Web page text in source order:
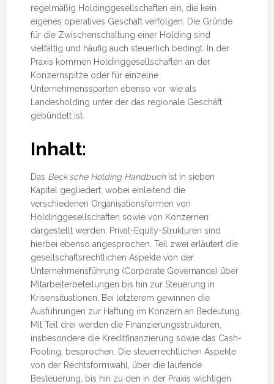
regelmäßig Holdinggesellschaften ein, die kein
eigenes operatives Geschäft verfolgen. Die Gründe
für die Zwischenschaltung einer Holding sind
vielfältig und häufig auch steuerlich bedingt.
In der
Praxis kommen Holdinggesellschaften an der
Konzernspitze oder für einzelne
Unternehmenssparten ebenso vor, wie als
Landesholding unter der das regionale Geschäft
gebündelt ist.
Inhalt:
Das Beck´sche Holding Handbuchist in sieben
Kapitel gegliedert, wobei einleitend die
verschiedenen Organisationsformen von
Holdinggesellschaften sowie von Konzernen
dargestellt werden. Privat-Equity-Strukturen sind
hierbei ebenso angesprochen. Teil zwei erläutert die
gesellschaftsrechtlichen Aspekte von der
Unternehmensführung (Corporate Governance) über
Mitarbeiterbeteilungen bis hin zur Steuerung in
Krisensituationen. Bei letzterem gewinnen die
Ausführungen zur Haftung im Konzern an Bedeutung.
Mit Teil drei werden die Finanzierungsstrukturen,
insbesondere die Kreditfinanzierung sowie das Cash-
Pooling, besprochen. Die steuerrechtlichen Aspekte
von der Rechtsformwahl, über die laufende
Besteuerung, bis hin zu den in der Praxis wichtigen